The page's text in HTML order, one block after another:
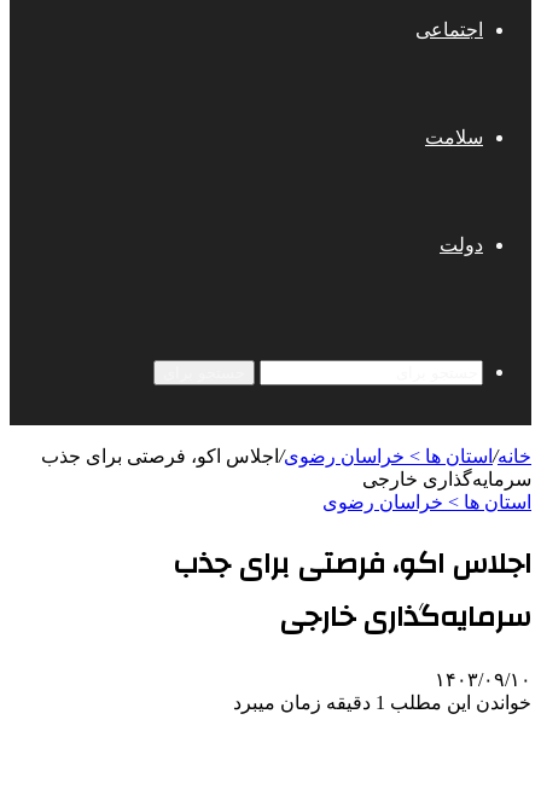
اجتماعی
سلامت
دولت
خانه/ استان ها > خراسان رضوی/ اجلاس اکو، فرصتی برای جذب
سرمایه‌گذاری خارجی
استان ها > خراسان رضوی
اجلاس اکو، فرصتی برای جذب
سرمایه‌گذاری خارجی
۱۴۰۳/۰۹/۱۰
خواندن این مطلب 1 دقیقه زمان میبرد